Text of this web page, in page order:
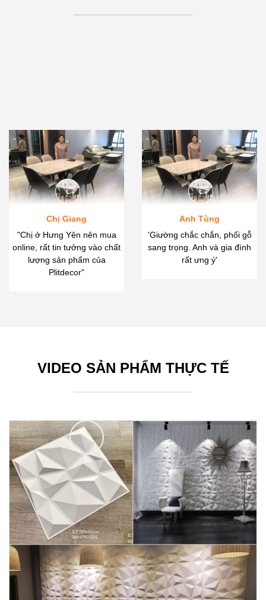
Chị Giang
"Chị ở Hưng Yên nên mua
online, rất tin tưởng vào chất
lượng sản phẩm của
Plitdecor"
Anh Tùng
'Giường chắc chắn, phối gỗ
sang trọng. Anh và gia đình
rất ưng ý'
VIDEO SẢN PHẨM THỰC TẾ